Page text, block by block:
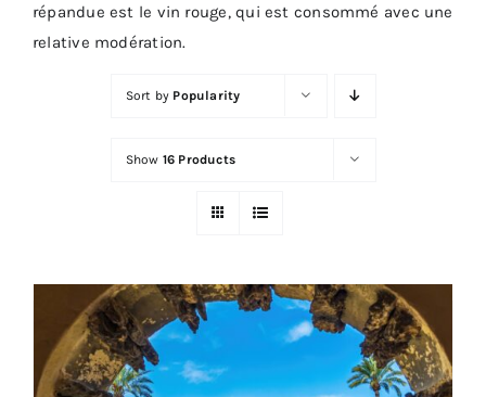
répandue est le vin rouge, qui est consommé avec une
relative modération.
Sort by Popularity
Show 16 Products